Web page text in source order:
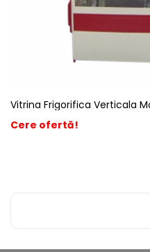
Vitrina Frigorifica Verticala
Cere ofertă!